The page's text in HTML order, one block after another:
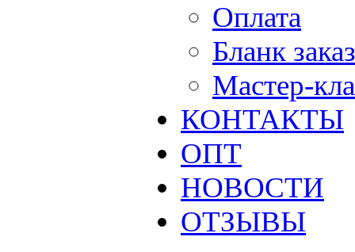
Оплата
Бланк
Мастер-
КОНТАКТЫ
ОПТ
НОВОСТИ
ОТЗЫВЫ